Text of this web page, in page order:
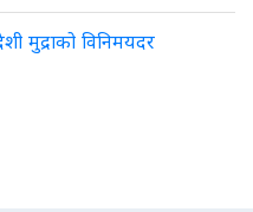
मुद्राको विनिमयदर